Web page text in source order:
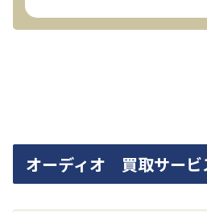
オーディオ 買取サービ